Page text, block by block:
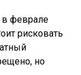
в феврале
рисковать
но